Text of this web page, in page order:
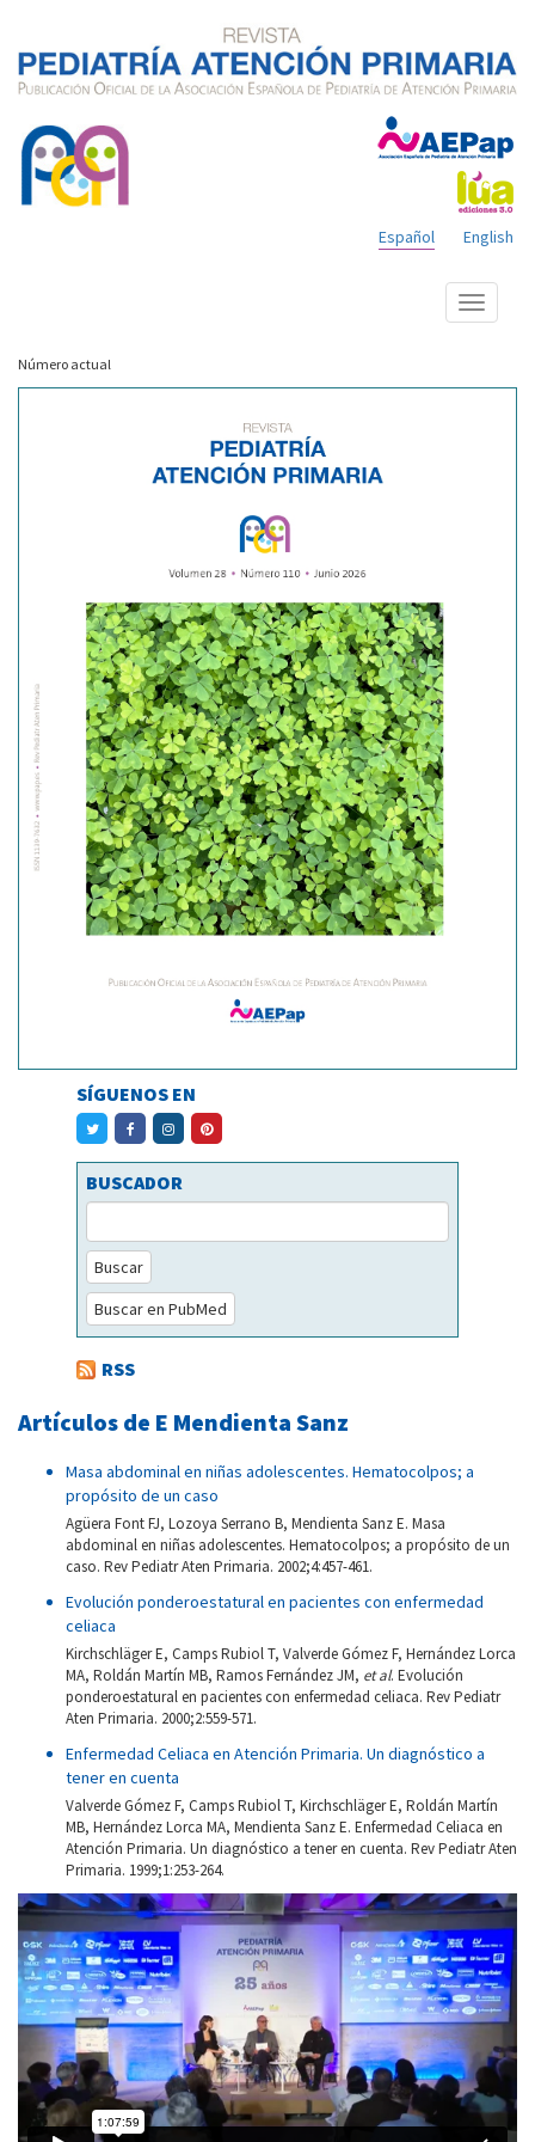
English
Español
Mostrar
menú
Número actual
SÍGUENOS EN
BUSCADOR
Buscar
Buscar en PubMed
RSS
Artículos de E Mendienta Sanz
Masa abdominal en niñas adolescentes. Hematocolpos; a
propósito de un caso
Agüera Font FJ, Lozoya Serrano B, Mendienta Sanz E. Masa
abdominal en niñas adolescentes. Hematocolpos; a propósito de un
caso. Rev Pediatr Aten Primaria. 2002;4:457-461.
Evolución ponderoestatural en pacientes con enfermedad
celiaca
Kirchschläger E, Camps Rubiol T, Valverde Gómez F, Hernández Lorca
MA, Roldán Martín MB, Ramos Fernández JM, et al. Evolución
ponderoestatural en pacientes con enfermedad celiaca. Rev Pediatr
Aten Primaria. 2000;2:559-571.
Enfermedad Celiaca en Atención Primaria. Un diagnóstico a
tener en cuenta
Valverde Gómez F, Camps Rubiol T, Kirchschläger E, Roldán Martín
MB, Hernández Lorca MA, Mendienta Sanz E. Enfermedad Celiaca en
Atención Primaria. Un diagnóstico a tener en cuenta. Rev Pediatr Aten
Primaria. 1999;1:253-264.